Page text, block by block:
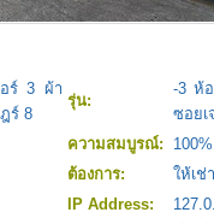
ร์ 3 ผ้า
ร์ 8
รุ่น:
-3 ห้
ซอยเ
ความสมบูรณ์:
100%
ต้องการ:
ให้เช่า
IP Address: